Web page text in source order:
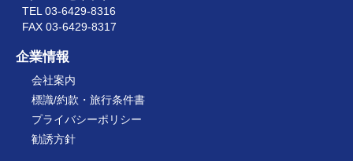
TEL 03-6429-8316
FAX 03-6429-8317
企業情報
会社案内
標識/約款・旅行条件書
プライバシーポリシー
勧誘方針